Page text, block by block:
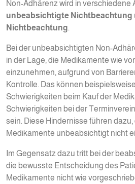
Non-Adhärenz wird in verschiedene
unbeabsichtigte Nichtbeachtung
Nichtbeachtung.
Bei der unbeabsichtigten Non-
in der Lage, die Medikamente wie
einzunehmen, aufgrund von
Kontrolle. Das können
Schwierigkeiten beim Kauf der
Schwierigkeiten bei der
sein. Diese Hindernisse führen
Medikamente unbeabsichtigt nicht
Im Gegensatz dazu tritt bei der
die bewusste Entscheidung des
Medikamente nicht wie